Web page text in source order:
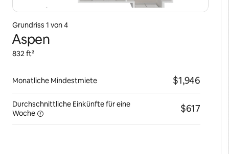
Grundriss 1 von 4
Aspen
832 ft²
Monatliche Mindestmiete $1,946
Durchschnittliche Einkünfte für eine
Woche
$617